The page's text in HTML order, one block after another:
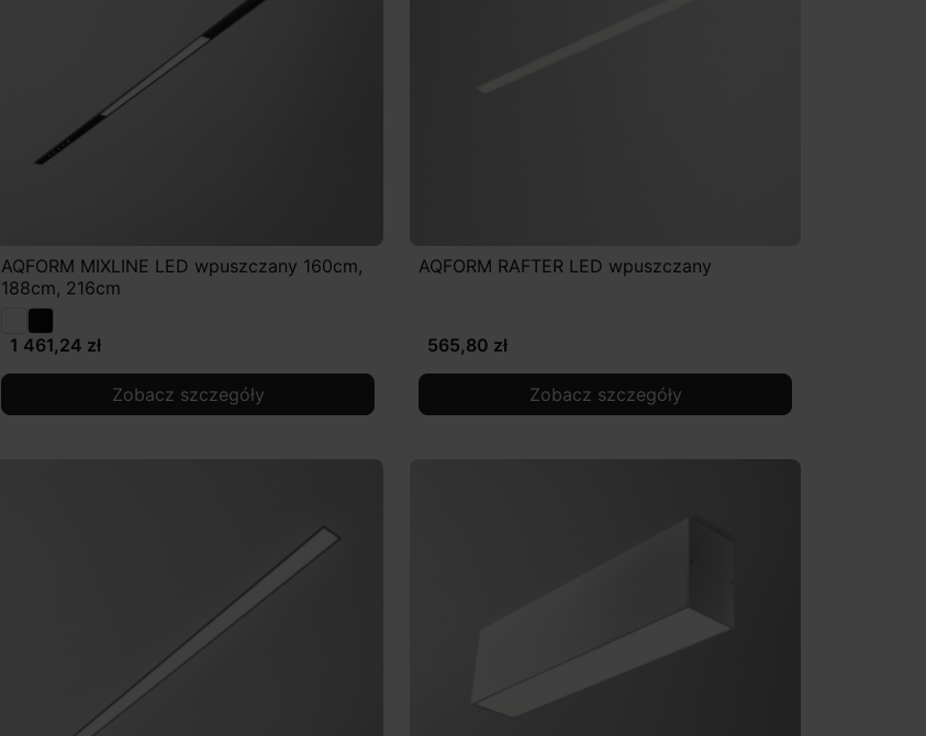
AQFORM MIXLINE LED wpuszczany 160cm,
188cm, 216cm
1 461,24 zł
Zobacz szczegóły
AQFORM RAFTER LED wpuszczany
565,80 zł
Zobacz szczegóły